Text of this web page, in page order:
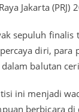
Jakarta (PRJ)
sepuluh finalis
diri, para
dalam balutan
ini menjadi
berbicara